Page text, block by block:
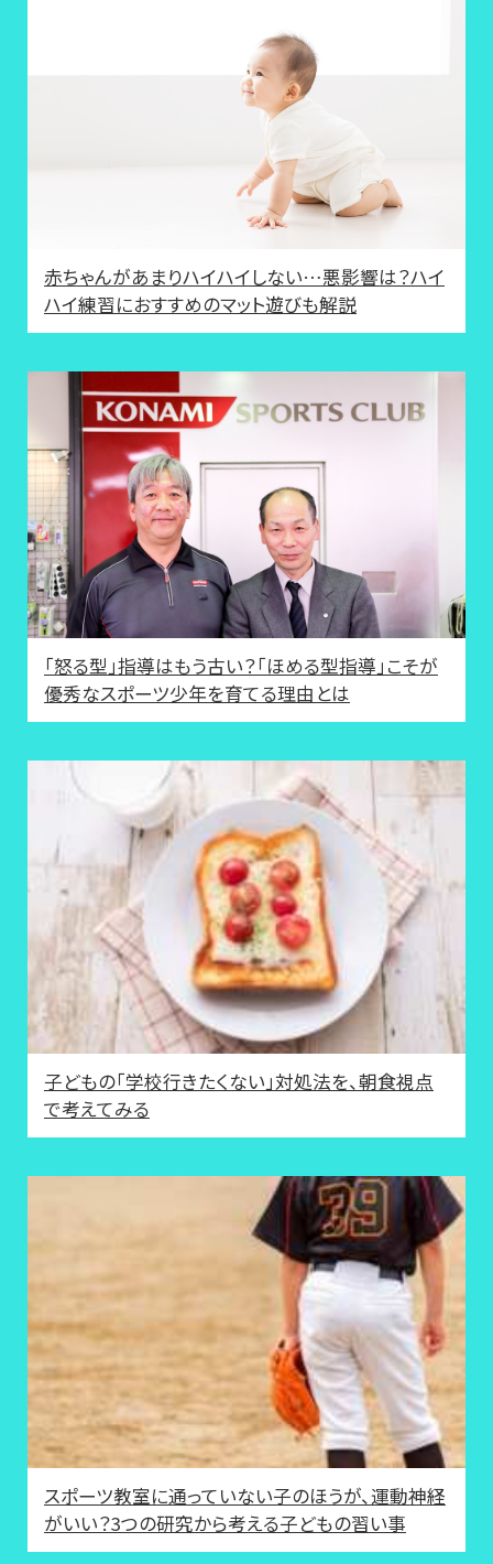
赤ちゃんがあまりハイハイしない…悪影響は？ハイ
ハイ練習におすすめのマット遊びも解説
「怒る型」指導はもう古い？「ほめる型指導」こそが
優秀なスポーツ少年を育てる理由とは
子どもの「学校行きたくない」対処法を、朝食視点
で考えてみる
スポーツ教室に通っていない子のほうが、運動神経
がいい？3つの研究から考える子どもの習い事